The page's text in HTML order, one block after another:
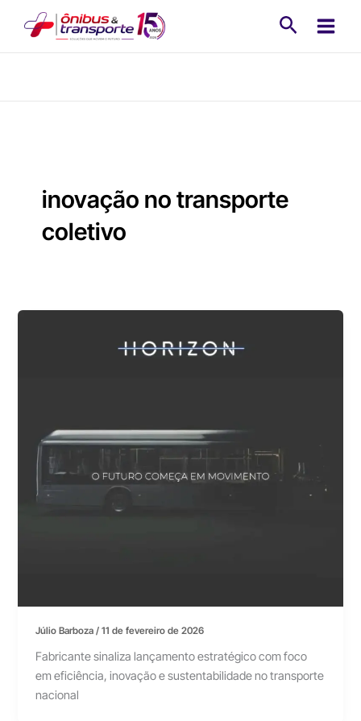
inovação no transporte
coletivo
Júlio Barboza/11 de fevereiro de 2026
Fabricante sinaliza lançamento estratégico com foco
em eficiência, inovação e sustentabilidade no transporte
nacional